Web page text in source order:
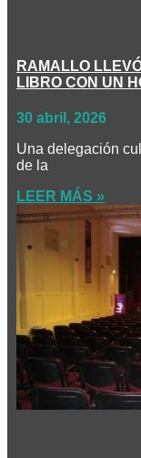
RAMALLO
LIBRO CON UN
30 abril, 2026
Una delegación
de la
LEER MÁS »